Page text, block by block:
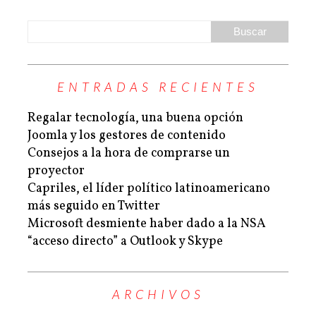
ENTRADAS RECIENTES
Regalar tecnología, una buena opción
Joomla y los gestores de contenido
Consejos a la hora de comprarse un
proyector
Capriles, el líder político latinoamericano
más seguido en Twitter
Microsoft desmiente haber dado a la NSA
“acceso directo” a Outlook y Skype
ARCHIVOS